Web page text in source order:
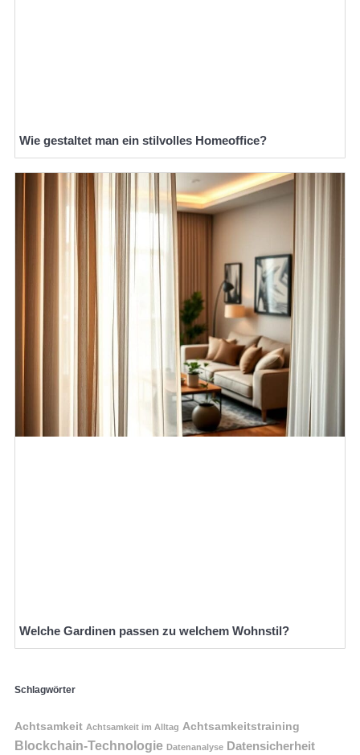
Wie gestaltet man ein stilvolles Homeoffice?
Welche Gardinen passen zu welchem Wohnstil?
Schlagwörter
Achtsamkeit Achtsamkeit im Alltag Achtsamkeitstraining
Blockchain-Technologie Datenanalyse Datensicherheit